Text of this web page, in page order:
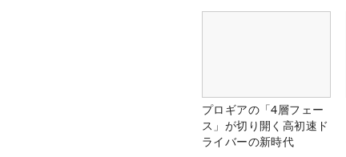
プロギアの「4層フェー
ス」が切り開く高初速ド
ライバーの新時代